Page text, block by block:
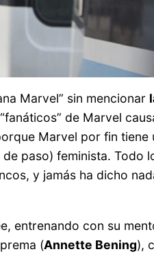
Marvel” sin mencionar
de Marvel
Marvel por fin tiene
paso) feminista. Todo
y jamás ha dicho
entrenando con su
(Annette Bening),